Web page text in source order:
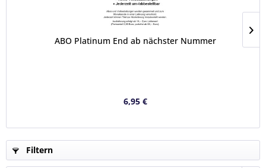
ABO Platinum End ab nächster Nummer
6,95 €
Filtern